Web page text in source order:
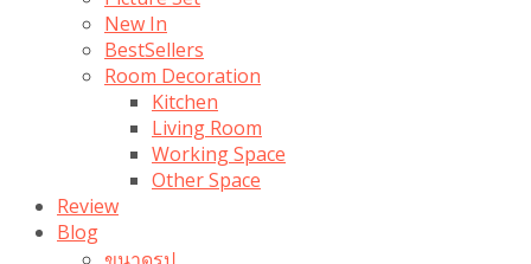
New In
BestSellers
Room Decoration
Kitchen
Living Room
Working Space
Other Space
Review
Blog
ขนาดรูป